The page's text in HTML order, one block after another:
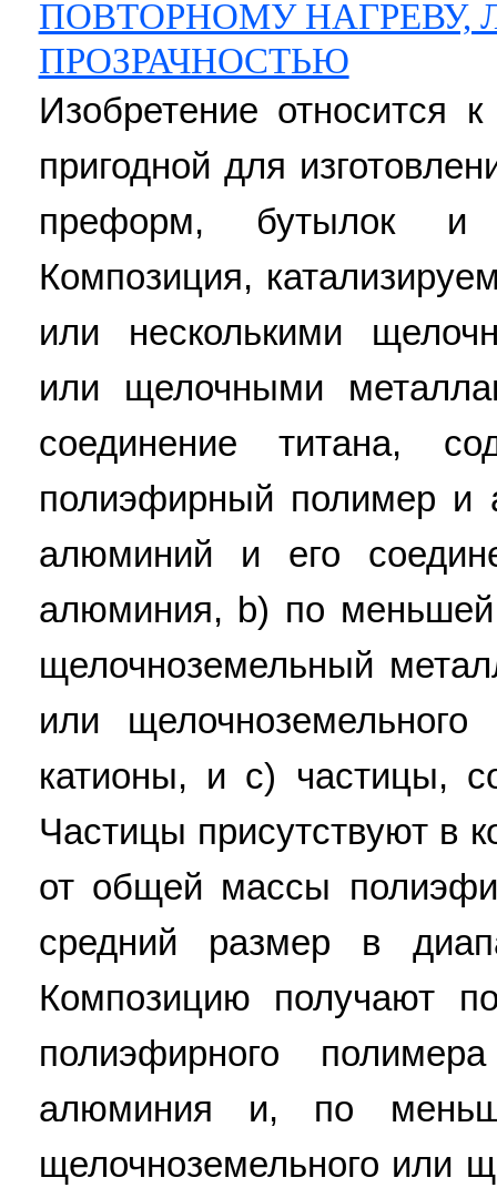
ПОВТОРНОМУ
ПРОЗРАЧНОСТЬЮ
Изобретение относится
пригодной для
преформ, бутылок и
Композиция,
или несколькими
или щелочными
соединение титана,
полиэфирный полимер
алюминий и его
алюминия, b) по
щелочноземельный
или
катионы, и с) частицы,
Частицы присутствуют в
от общей массы
средний размер в
Композицию получают
полиэфирного
алюминия и, по
щелочноземельного или